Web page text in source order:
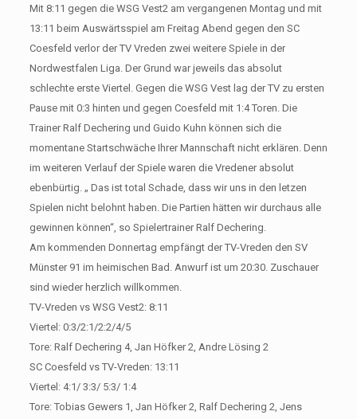
Mit 8:11 gegen die WSG Vest2 am vergangenen Montag und mit
13:11 beim Auswärtsspiel am Freitag Abend gegen den SC
Coesfeld verlor der TV Vreden zwei weitere Spiele in der
Nordwestfalen Liga. Der Grund war jeweils das absolut
schlechte erste Viertel. Gegen die WSG Vest lag der TV zu ersten
Pause mit 0:3 hinten und gegen Coesfeld mit 1:4 Toren. Die
Trainer Ralf Dechering und Guido Kuhn können sich die
momentane Startschwäche Ihrer Mannschaft nicht erklären. Denn
im weiteren Verlauf der Spiele waren die Vredener absolut
ebenbürtig. „ Das ist total Schade, dass wir uns in den letzen
Spielen nicht belohnt haben. Die Partien hätten wir durchaus alle
gewinnen können“, so Spielertrainer Ralf Dechering.
Am kommenden Donnertag empfängt der TV-Vreden den SV
Münster 91 im heimischen Bad. Anwurf ist um 20:30. Zuschauer
sind wieder herzlich willkommen.
TV-Vreden vs WSG Vest2: 8:11
Viertel: 0:3/2:1/2:2/4/5
Tore: Ralf Dechering 4, Jan Höfker 2, Andre Lösing 2
SC Coesfeld vs TV-Vreden: 13:11
Viertel: 4:1/ 3:3/ 5:3/ 1:4
Tore: Tobias Gewers 1, Jan Höfker 2, Ralf Dechering 2, Jens